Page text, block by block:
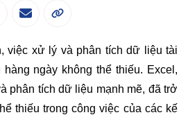
việc xử lý và phân tích dữ liệu tài
ngày không thể thiếu. Excel,
phân tích dữ liệu mạnh mẽ, đã trở
thiếu trong công việc của các kế